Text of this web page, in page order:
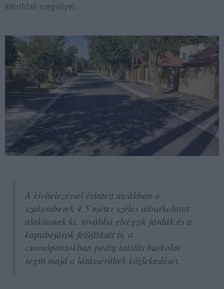
kétoldali szegéllyel.
A kivitelezéssel érintett utcákban a
szakemberek 4,5 méter széles útburkolatot
alakítanak ki, továbbá elvégzik járdák és a
kapubejárók felújítását is, a
csomópontokban pedig taktilis burkolat
segíti majd a látássérültek közlekedését.